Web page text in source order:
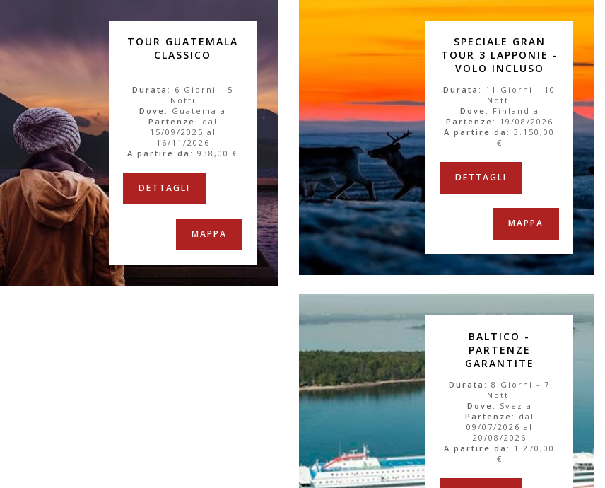
TOUR GUATEMALA
CLASSICO
Durata : 6 Giorni - 5
Notti
Dove : Guatemala
Partenze : dal
15/09/2025 al
16/11/2026
A partire da :938,00 €
DETTAGLI
MAPPA
SPECIALE GRAN
TOUR 3 LAPPONIE -
VOLO INCLUSO
Durata : 11 Giorni - 10
Notti
Dove : Finlandia
Partenze : 19/08/2026
A partire da :3.150,00
€
DETTAGLI
MAPPA
BALTICO -
PARTENZE
GARANTITE
Durata : 8 Giorni - 7
Notti
Dove : Svezia
Partenze : dal
09/07/2026 al
20/08/2026
A partire da : 1.270,00
€